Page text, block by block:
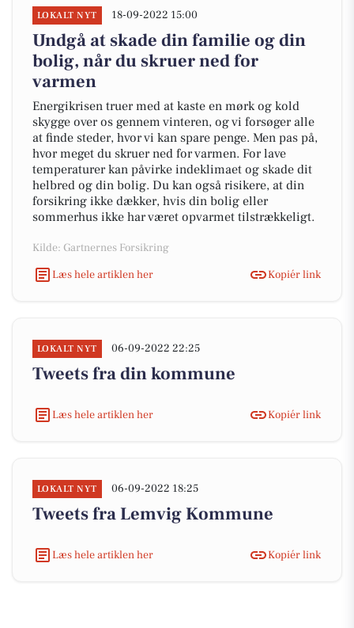
LOKALT NYT 18-09-2022 15:00
Undgå at skade din familie og din
bolig, når du skruer ned for
varmen
Energikrisen truer med at kaste en mørk og kold
skygge over os gennem vinteren, og vi forsøger alle
at finde steder, hvor vi kan spare penge. Men pas på,
hvor meget du skruer ned for varmen. For lave
temperaturer kan påvirke indeklimaet og skade dit
helbred og din bolig. Du kan også risikere, at din
forsikring ikke dækker, hvis din bolig eller
sommerhus ikke har været opvarmet tilstrækkeligt.
Kilde: Gartnernes Forsikring
Læs hele artiklen her
Kopiér link
LOKALT NYT 06-09-2022 22:25
Tweets fra din kommune
Læs hele artiklen her Kopiér link
LOKALT NYT 06-09-2022 18:25
Tweets fra Lemvig Kommune
Læs hele artiklen her Kopiér link